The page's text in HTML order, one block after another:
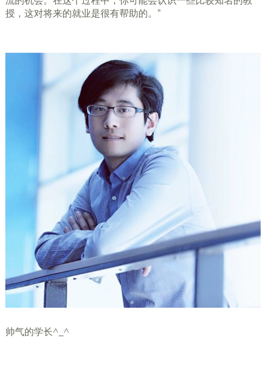
授，这对将来的就业是很有帮助的。”
帅气的学长^_^